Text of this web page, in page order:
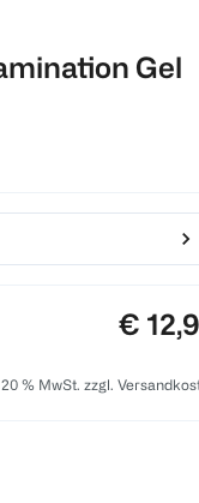
Gel
Preis:
€
% MwSt. zzgl.